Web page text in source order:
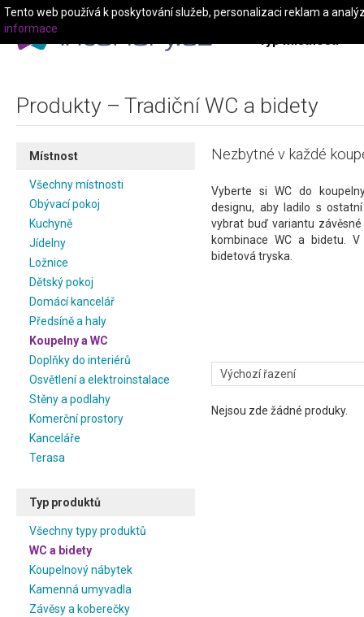
Typ místnosti
Produkty – Tradiční WC a bidety
Místnost
Všechny místnosti
Obývací pokoj
Kuchyně
Jídelny
Ložnice
Dětský pokoj
Domácí kancelář
Předsíně a haly
Koupelny a WC
Doplňky do interiérů
Osvětlení a elektroinstalace
Stěny a podlahy
Komerční prostory
Kanceláře
Terasa
Typ produktů
Všechny typy produktů
WC a bidety
Koupelnový nábytek
Kamenná umyvadla
Závěsy a koberečky
Nezbytné v každé
Vyberte si WC do
designu, aby ladilo s
vybrat buď variantu
kombinace WC a bidetu.
bidetová tryska.
Nejsou zde žádné produky.
Tento web používá k poskytování služeb, personalizaci reklam a
informace